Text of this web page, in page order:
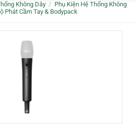
Không Dây / Phụ Kiện Hệ Thống Không
Phát Cầm Tay & Bodypack